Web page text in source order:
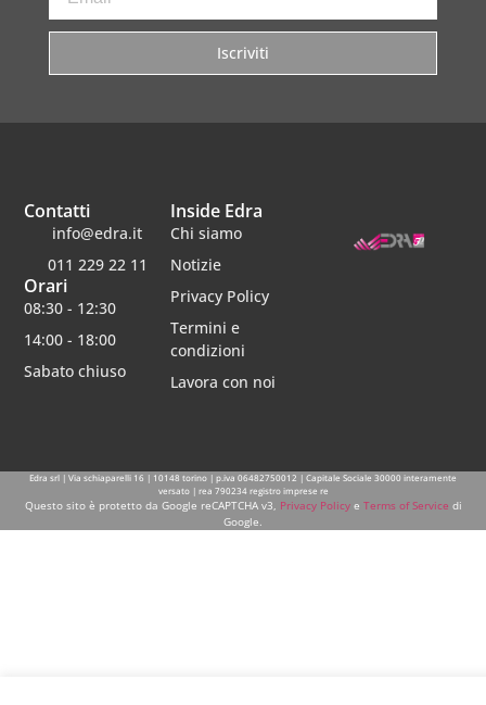
Iscriviti
Inside Edra
Chi siamo
Notizie
Privacy Policy
Termini e
condizioni
Lavora con noi
Contatti
info@edra.it
011 229 22 11
Orari
08:30 - 12:30
14:00 - 18:00
Sabato chiuso
Edra srl | Via schiaparelli 16 | 10148 torino | p.iva 06482750012 | Capitale Sociale 30000 interamente
versato | rea 790234 registro imprese re
Questo sito è protetto da Google reCAPTCHA v3, Privacy Policye Terms of Service di
Google.